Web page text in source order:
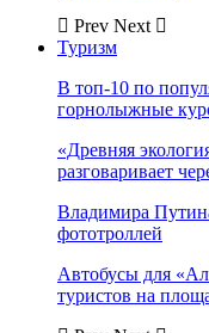
Prev Next
Туризм
В топ-10 по
горнолыжные
«Древняя
разговаривает
Владимира
фототроллей
Автобусы для
туристов на